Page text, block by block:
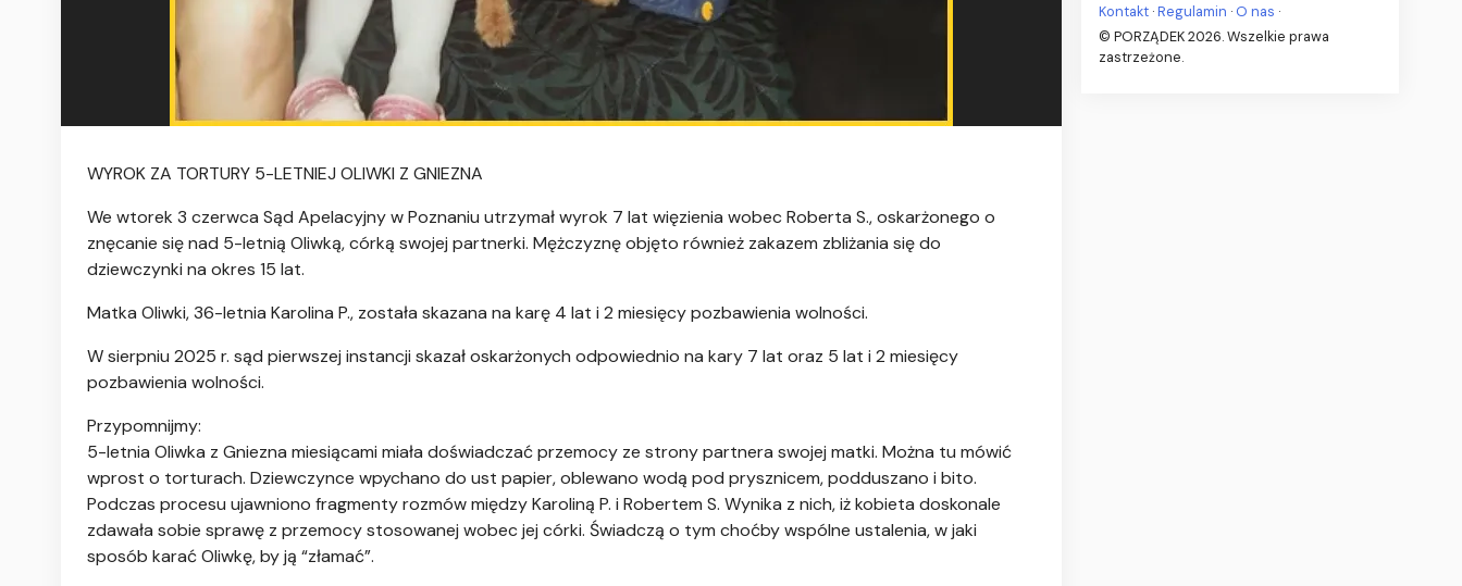
WYROK ZA TORTURY 5-LETNIEJ OLIWKI Z GNIEZNA
We wtorek 3 czerwca Sąd Apelacyjny w Poznaniu utrzymał wyrok 7 lat więzienia wobec Roberta S., oskarżonego o
znęcanie się nad 5-letnią Oliwką, córką swojej partnerki. Mężczyznę objęto również zakazem zbliżania się do
dziewczynki na okres 15 lat.
Matka Oliwki, 36-letnia Karolina P., została skazana na karę 4 lat i 2 miesięcy pozbawienia wolności.
W sierpniu 2025 r. sąd pierwszej instancji skazał oskarżonych odpowiednio na kary 7 lat oraz 5 lat i 2 miesięcy
pozbawienia wolności.
Przypomnijmy:
5-letnia Oliwka z Gniezna miesiącami miała doświadczać przemocy ze strony partnera swojej matki. Można tu mówić
wprost o torturach. Dziewczynce wpychano do ust papier, oblewano wodą pod prysznicem, podduszano i bito.
Podczas procesu ujawniono fragmenty rozmów między Karoliną P. i Robertem S. Wynika z nich, iż kobieta doskonale
zdawała sobie sprawę z przemocy stosowanej wobec jej córki. Świadczą o tym choćby wspólne ustalenia, w jaki
sposób karać Oliwkę, by ją “złamać”.
Kontakt ·Regulamin · O nas ·
© PORZĄDEK 2026. Wszelkie prawa
zastrzeżone.